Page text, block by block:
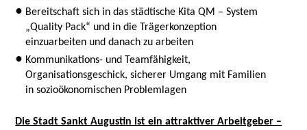
Bereitschaft sich in das städtische Kita QM – System
„Quality Pack“ und in die Trägerkonzeption
einzuarbeiten und danach zu arbeiten
Kommunikations- und Teamfähigkeit,
Organisationsgeschick, sicherer Umgang mit Familien
in sozioökonomischen Problemlagen
Die Stadt Sankt Augustin ist ein attraktiver Arbeitgeber –